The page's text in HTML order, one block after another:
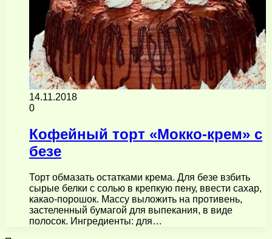
14.11.2018
0
Кофейный торт «Мокко-крем» с
безе
Торт обмазать остатками крема. Для безе взбить
сырые белки с солью в крепкую пену, ввести сахар,
какао-порошок. Массу выложить на противень,
застеленный бумагой для выпекания, в виде
полосок. Ингредиенты: для…